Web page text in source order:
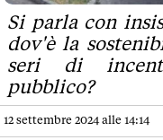
Si parla con
dov'è la
seri di
pubblico?
12 settembre 2024 alle 14:14